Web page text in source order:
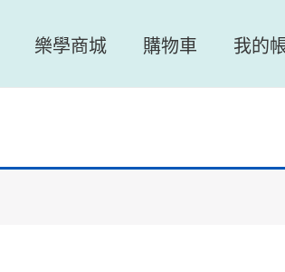
樂學商城 購物車 我的